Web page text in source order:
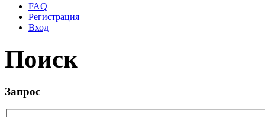
FAQ
Регистрация
Вход
Поиск
Запрос